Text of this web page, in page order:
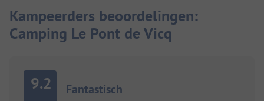
Kampeerders beoordelingen:
Camping Le Pont de Vicq
9.2 Fantastisch